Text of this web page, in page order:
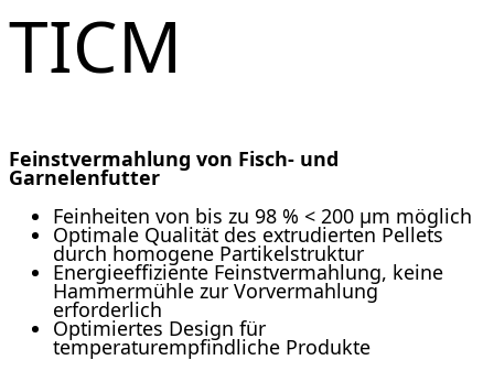
TICM
Feinstvermahlung von Fisch- und
Garnelenfutter
Feinheiten von bis zu 98 % < 200 µm möglich
Optimale Qualität des extrudierten Pellets
durch homogene Partikelstruktur
Energieeffiziente Feinstvermahlung, keine
Hammermühle zur Vorvermahlung
erforderlich
Optimiertes Design für
temperaturempfindliche Produkte